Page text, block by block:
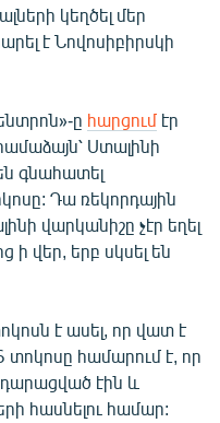
կեղծել մեր
է Նովոսիբիրսկի
ը հարցում էր
Ստալինի
գնահատել
Դա ռեկորդային
վարկանիշը չէր եղել
վեր, երբ սկսել են
է ասել, որ վատ է
տոկոսը համարում է, որ
էին և
հասնելու համար: